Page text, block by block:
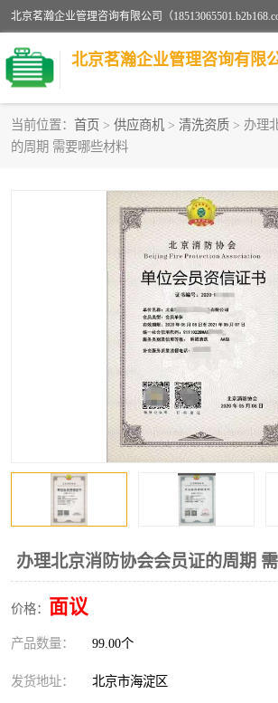
北京茗瀚企业管理咨询有限
当前位置： 首页 > 供应商机 > 清洗资质 > 办理
的周期 需要哪些材料
办理北京消防协会会员证的周期
价格： 面议
产品数量： 99.00个
发货地址： 北京市海淀区
烟道清洗资质
认证服
防爆电气维修安装资质 空调制
矿用设备检修资质